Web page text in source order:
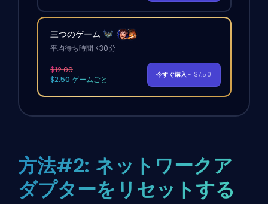
三つのゲーム
平均待ち時間 <30分
$12.00
$2.50 ゲームごと
今すぐ購入- $7.50
方法#2: ネットワークア
ダプターをリセットする